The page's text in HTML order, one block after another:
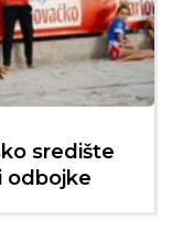
središte
odbojke